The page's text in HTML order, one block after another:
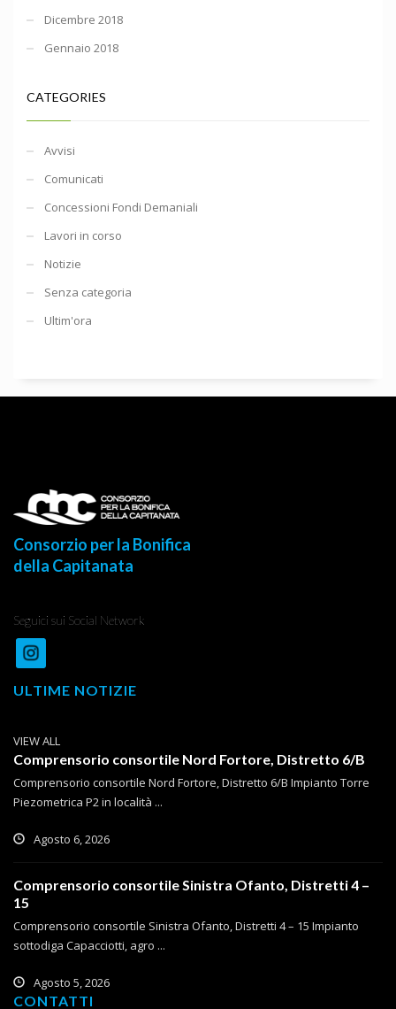
Dicembre 2018
Gennaio 2018
CATEGORIES
Avvisi
Comunicati
Concessioni Fondi Demaniali
Lavori in corso
Notizie
Senza categoria
Ultim'ora
Consorzio per la Bonifica
della Capitanata
Seguici sui Social Network
ULTIME NOTIZIE
VIEW ALL
Comprensorio consortile Nord Fortore, Distretto 6/B
Comprensorio consortile Nord Fortore, Distretto 6/B Impianto Torre
Piezometrica P2 in località ...
Agosto 6, 2026
Comprensorio consortile Sinistra Ofanto, Distretti 4 –
15
Comprensorio consortile Sinistra Ofanto, Distretti 4 – 15 Impianto
sottodiga Capacciotti, agro ...
Agosto 5, 2026
CONTATTI